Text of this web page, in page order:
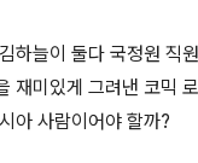
하늘이 둘다 국정원 직
재미있게 그려낸 코믹
아 사람이어야 할까?